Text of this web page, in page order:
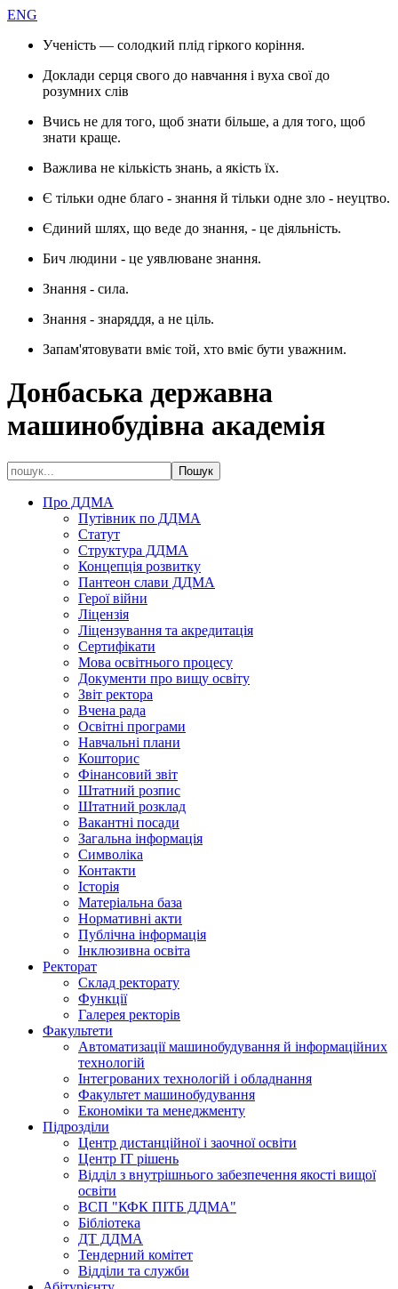
ENG
Ученість — солодкий плід гіркого коріння.
Доклади серця свого до навчання і вуха свої до
розумних слів
Вчись не для того, щоб знати більше, а для того, щоб
знати краще.
Важлива не кількість знань, а якість їх.
Є тільки одне благо - знання й тільки одне зло - неуцтво.
Єдиний шлях, що веде до знання, - це діяльність.
Бич людини - це уявлюване знання.
Знання - сила.
Знання - знаряддя, а не ціль.
Запам'ятовувати вміє той, хто вміє бути уважним.
Донбаська державна
машинобудівна академія
Про ДДМА
Путівник по ДДМА
Статут
Структура ДДМА
Концепція розвитку
Пантеон слави ДДМА
Герої війни
Ліцензія
Ліцензування та акредитація
Сертифікати
Мова освітнього процесу
Документи про вищу освіту
Звіт ректора
Вчена рада
Освітні програми
Навчальні плани
Кошторис
Фінансовий звіт
Штатний розпис
Штатний розклад
Вакантні посади
Загальна інформація
Символіка
Контакти
Історія
Матеріальна база
Нормативні акти
Публічна інформація
Інклюзивна освіта
Ректорат
Склад ректорату
Функції
Галерея ректорів
Факультети
Автоматизації машинобудування й інформаційних
технологій
Інтегрованих технологій і обладнання
Факультет машинобудування
Економіки та менеджменту
Підрозділи
Центр дистанційної і заочної освіти
Центр ІТ рішень
Відділ з внутрішнього забезпечення якості вищої
освіти
ВСП "КФК ПІТБ ДДМА"
Бібліотека
ДТ ДДМА
Тендерний комітет
Відділи та служби